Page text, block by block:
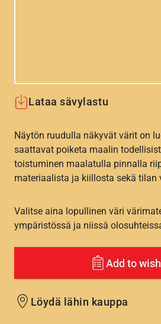
Lataa sävylastu
Näytön ruudulla näkyvät värit on
saattavat poiketa maalin
toistuminen maalatulla pinnalla
materiaalista ja kiillosta sekä tilan
Valitse aina lopullinen väri
ympäristössä ja niissä
Add to
Löydä lähin kauppa